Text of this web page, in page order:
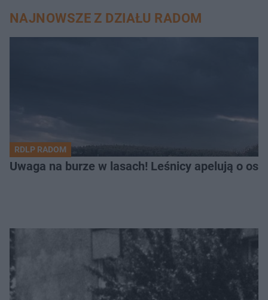
NAJNOWSZE Z DZIAŁU RADOM
RDLP RADOM
Uwaga na burze w lasach! Leśnicy apelują o